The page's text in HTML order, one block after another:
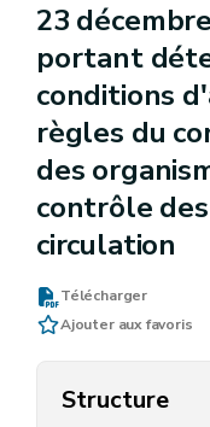
23
portant
conditions
règles du
des
contrôle
circulation
Télécharger
Ajouter aux favoris
Structure